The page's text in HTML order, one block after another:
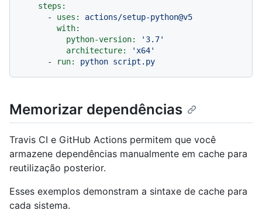
steps:
-
uses:
actions/setup-python@v5
with:
python-version:
'3.7'
architecture:
'x64'
-
run: python script.py
Memorizar dependências
Travis CI e GitHub Actions permitem que você
armazene dependências manualmente em cache para
reutilização posterior.
Esses exemplos demonstram a sintaxe de cache para
cada sistema.